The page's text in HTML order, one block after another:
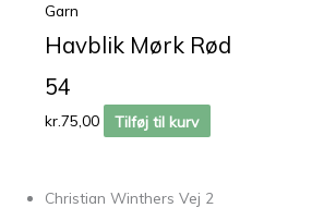
Garn
Havblik Mørk Rød
54
kr.75,00 Tilføj til kurv
Christian Winthers Vej 2